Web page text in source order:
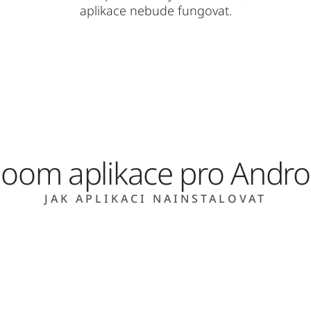
aplikace nebude fungovat.
aplikace pro
JAK APLIKACI NAINSTALOVAT